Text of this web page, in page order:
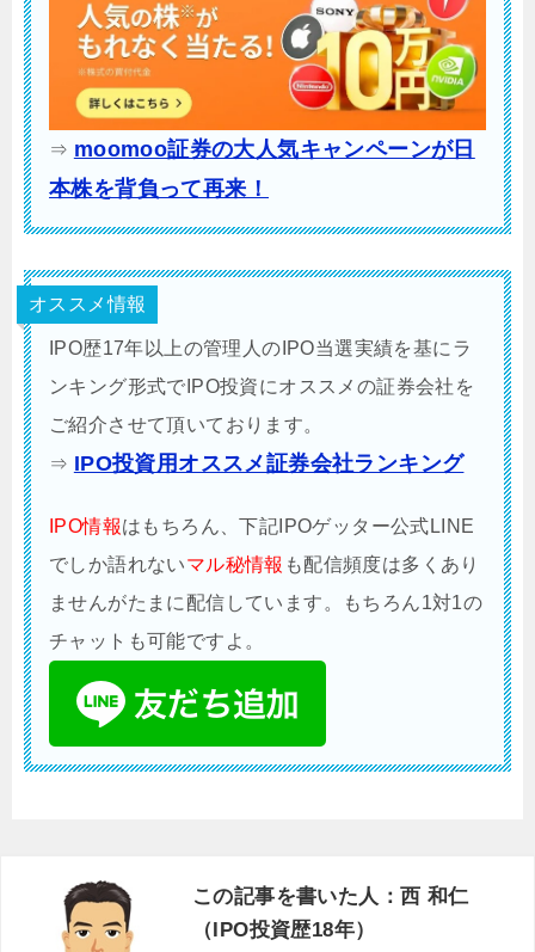
⇒ moomoo証券の大人気キャンペーンが日
本株を背負って再来！
オススメ情報
IPO歴17年以上の管理人のIPO当選実績を基にラ
ンキング形式でIPO投資にオススメの証券会社を
ご紹介させて頂いております。
⇒ IPO投資用オススメ証券会社ランキング
IPO情報はもちろん、下記IPOゲッター公式LINE
でしか語れないマル秘情報 も配信頻度は多くあり
ませんがたまに配信しています。もちろん1対1の
チャットも可能ですよ。
この記事を書いた人：西 和仁
（IPO投資歴18年）